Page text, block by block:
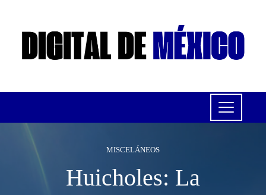
MISCELÁNEOS
Huicholes: La